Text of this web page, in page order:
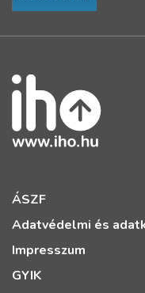
ÁSZF
Adatvédelmi és
Impresszum
GYIK